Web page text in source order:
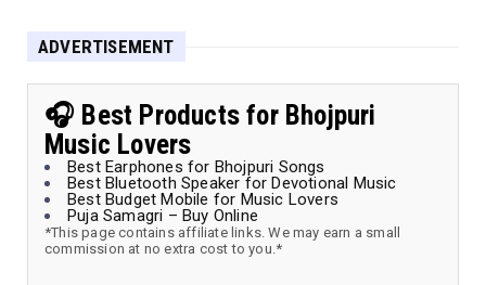
ADVERTISEMENT
🎧 Best Products for Bhojpuri
Music Lovers
Best Earphones for Bhojpuri Songs
Best Bluetooth Speaker for Devotional Music
Best Budget Mobile for Music Lovers
Puja Samagri – Buy Online
*This page contains affiliate links. We may earn a small
commission at no extra cost to you.*